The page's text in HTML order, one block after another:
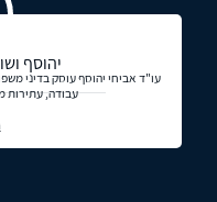
יהוסף
עו"ד אביחי יהוסף עוסק בדיני
עבודה, עתירות